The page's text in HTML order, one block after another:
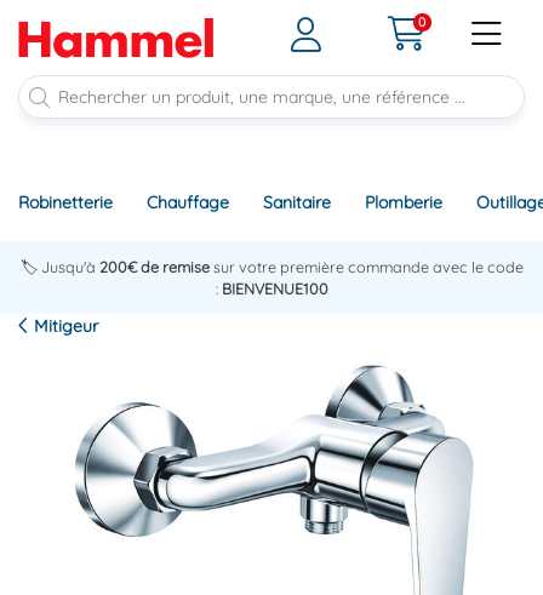
0
Robinetterie Chauffage Sanitaire Plomberie
🏷️ Jusqu'à 200€ de remisesur votre première commande avec le code
: BIENVENUE100
Mitigeur